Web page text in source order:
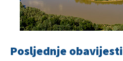
Posljednje obavijesti